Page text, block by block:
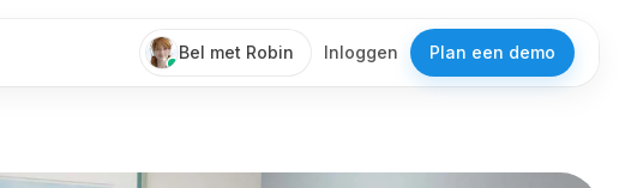
Bel met Robin Inloggen Plan een demo